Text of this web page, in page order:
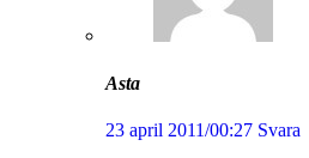
Asta
23 april 2011/00:27 Svara